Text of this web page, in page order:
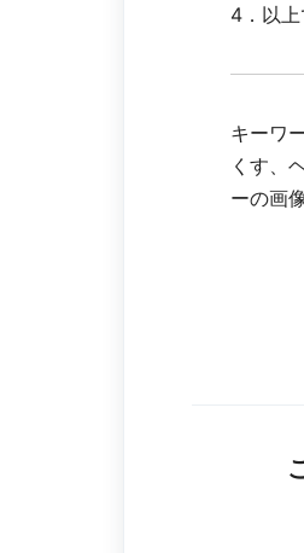
4．以
キーワ
くす、
ーの画